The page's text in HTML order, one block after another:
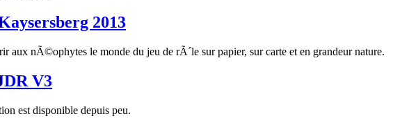
2013
aux nÃ©ophytes le monde du jeu de rÃ´le sur papier, sur carte et en grandeur nature.
V3
est disponible depuis peu.